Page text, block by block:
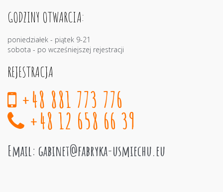
GODZINY OTWARCIA:
poniedziałek - piątek 9-21
sobota - po wcześniejszej rejestracji
REJESTRACJA
+48 881 773 776
+48 12 658 66 39
Email: gabinet@fabryka-usmiechu.eu